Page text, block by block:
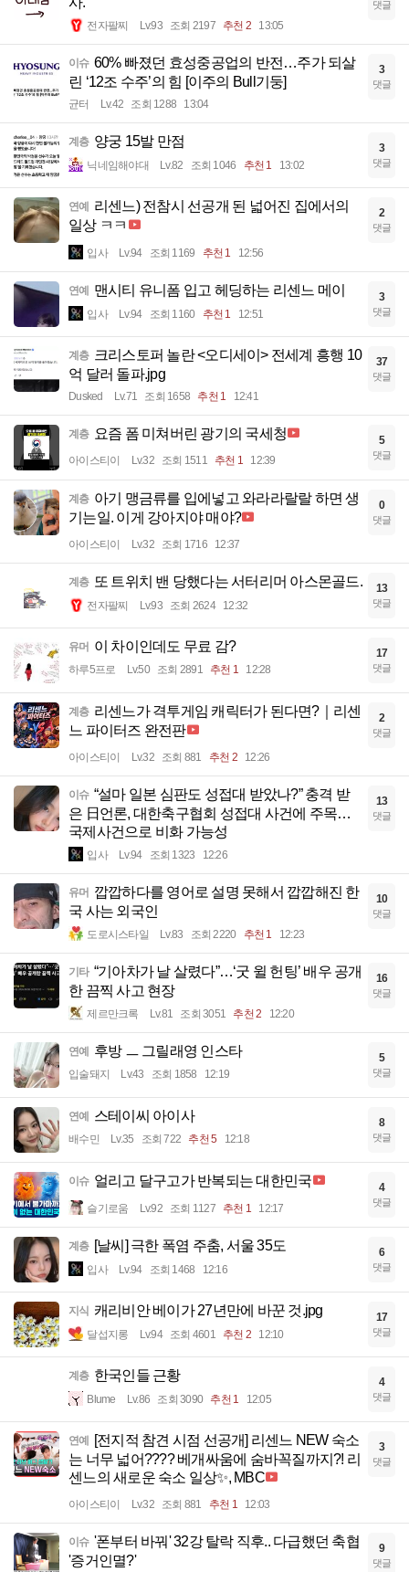
전자팔찌 Lv.93 조회 2197 추천 2 13:05
댓글
이슈 60% 빠졌던 효성중공업의 반전…주가 되살
린 ‘12조 수주’의 힘 [이주의 Bull기둥]
균터 Lv.42 조회 1288 13:04
3
댓글
계층 양궁 15발 만점
닉네임해야대 Lv.82 조회 1046 추천 1 13:02
3
댓글
연예
리센느) 전참시 선공개 된 넓어진 집에서의
일상 ㅋㅋ
입사 Lv.94 조회 1169 추천 1 12:56
2
댓글
연예 맨시티 유니폼 입고 헤딩하는 리센느 메이
입사 Lv.94 조회 1160 추천 1 12:51
3
댓글
계층 크리스토퍼 놀란 <오디세이> 전세계 흥행 10
억 달러 돌파.jpg
Dusked Lv.71 조회 1658 추천 1 12:41
37
댓글
계층 요즘 폼 미쳐버린 광기의 국세청
아이스티이 Lv.32 조회 1511 추천 1 12:39
5
댓글
계층 아기 맹금류를 입에넣고 와라라랄랄 하면 생
기는일. 이게 강아지야 매야?
아이스티이 Lv.32 조회 1716 12:37
0
댓글
계층 또 트위치 밴 당했다는 서터리머 아스몬골드.
전자팔찌 Lv.93 조회 2624 12:32
13
댓글
유머 이 차이인데도 무료 감?
하루5프로 Lv.50 조회 2891 추천 1 12:28
17
댓글
계층 리센느가 격투게임 캐릭터가 된다면?｜리센
느 파이터즈 완전판
아이스티이 Lv.32 조회 881 추천 2 12:26
2
댓글
이슈 “설마 일본 심판도 성접대 받았나?” 충격 받
은 日언론, 대한축구협회 성접대 사건에 주목…
국제사건으로 비화 가능성
입사 Lv.94 조회 1323 12:26
13
댓글
유머 깝깝하다를 영어로 설명 못해서 깝깝해진 한
국 사는 외국인
도로시스타일 Lv.83 조회 2220 추천 1 12:23
10
댓글
기타 “기아차가 날 살렸다”…‘굿 윌 헌팅’ 배우 공개
한 끔찍 사고 현장
제르만크록 Lv.81 조회 3051 추천 2 12:20
16
댓글
연예 후방 ㅡ 그릴래영 인스타
입술돼지 Lv.43 조회 1858 12:19
5
댓글
연예 스테이씨 아이사
배수민 Lv.35 조회 722 추천 5 12:18
8
댓글
이슈 얼리고 달구고가 반복되는 대한민국
슬기로움 Lv.92 조회 1127 추천 1 12:17
4
댓글
계층 [날씨] 극한 폭염 주춤, 서울 35도
입사 Lv.94 조회 1468 12:16
6
댓글
지식 캐리비안 베이가 27년만에 바꾼 것.jpg
달섭지롱 Lv.94 조회 4601 추천 2 12:10
17
댓글
계층 한국인들 근황
Blume Lv.86 조회 3090 추천 1 12:05
4
댓글
연예
[전지적 참견 시점 선공개] 리센느 NEW 숙소
는 너무 넓어???? 베개싸움에 숨바꼭질까지?! 리
센느의 새로운 숙소 일상✨, MBC
아이스티이 Lv.32 조회 881 추천 1 12:03
3
댓글
이슈 '폰부터 바꿔' 32강 탈락 직후.. 다급했던 축협
'증거인멸?'
9
댓글